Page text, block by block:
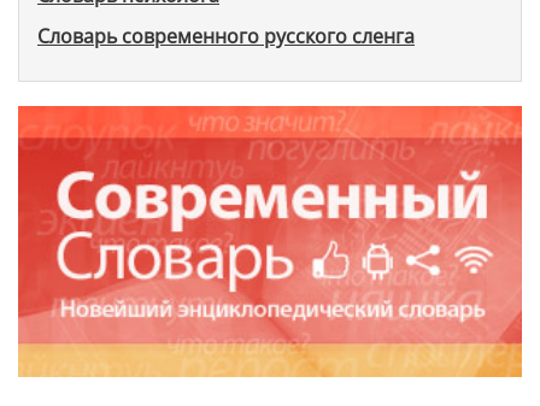
Словарь современного русского сленга